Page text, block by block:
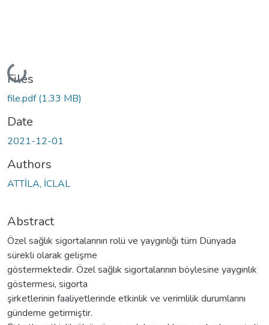
Loading...
Files
file.pdf(1.33 MB)
Date
2021-12-01
Authors
ATTİLA, İCLAL
Abstract
Özel sağlık sigortalarının rolü ve yaygınlığı tüm Dünyada
sürekli olarak gelişme
göstermektedir. Özel sağlık sigortalarının böylesine yaygınlık
göstermesi, sigorta
şirketlerinin faaliyetlerinde etkinlik ve verimlilik durumlarını
gündeme getirmiştir.